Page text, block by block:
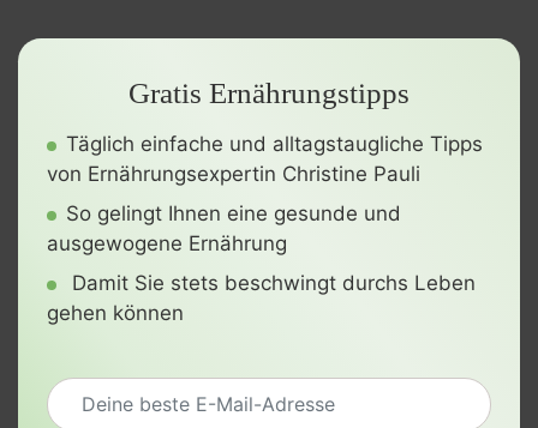
Gratis Ernährungstipps
Täglich einfache und alltagstaugliche Tipps
von Ernährungsexpertin Christine Pauli
So gelingt Ihnen eine gesunde und
ausgewogene Ernährung
Damit Sie stets beschwingt durchs Leben
gehen können